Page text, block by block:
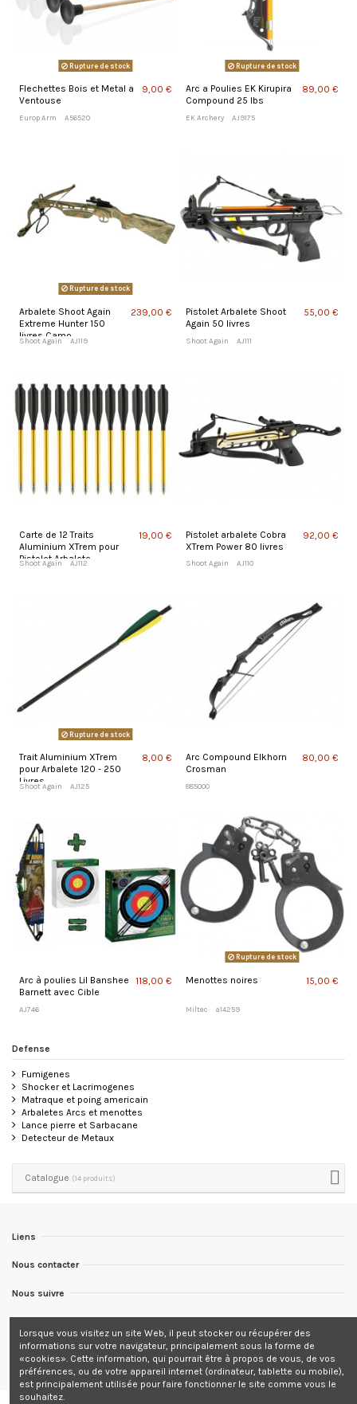
Rupture de stock
Flechettes Bois et Metal a
Ventouse
Europ Arm A56520
9,00 €
Rupture de stock
Arc a Poulies EK Kirupira
Compound 25 lbs
EK Archery AJ9175
89,00 €
Rupture de stock
Arbalete Shoot Again
Extreme Hunter 150
livres Camo
Shoot Again AJ119
239,00 €
Pistolet Arbalete Shoot
Again 50 livres
Shoot Again AJ111
55,00 €
Carte de 12 Traits
Aluminium XTrem pour
Pistolet Arbalete
Shoot Again AJ112
19,00 €
Pistolet arbalete Cobra
XTrem Power 80 livres
Shoot Again AJ110
92,00 €
Rupture de stock
Trait Aluminium XTrem
pour Arbalete 120 - 250
Livres
Shoot Again AJ125
8,00 €
Arc Compound Elkhorn
Crosman
885000
80,00 €
Arc à poulies Lil Banshee
Barnett avec Cible
AJ746
118,00 €
Rupture de stock
Menottes noires
Miltec a14259
15,00 €
Defense
Fumigenes
Shocker et Lacrimogenes
Matraque et poing americain
Arbaletes Arcs et menottes
Lance pierre et Sarbacane
Detecteur de Metaux
Catalogue (14 produits)
Liens
Nous contacter
Nous suivre
Tous les prix sont indiqués TTC
Lorsque vous visitez un site Web, il peut stocker ou récupérer des
informations sur votre navigateur, principalement sous la forme de
«cookies». Cette information, qui pourrait être à propos de vous, de vos
préférences, ou de votre appareil internet (ordinateur, tablette ou mobile),
est principalement utilisée pour faire fonctionner le site comme vous le
souhaitez.